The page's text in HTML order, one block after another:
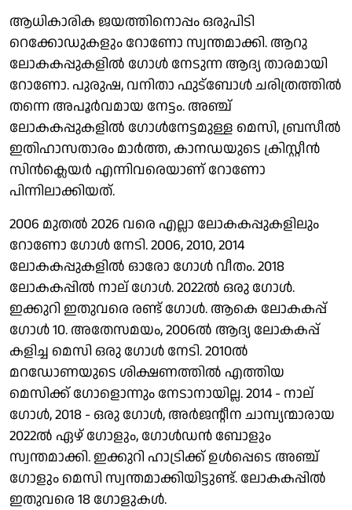
ആധികാരിക ജയത്തിനൊപ്പം ഒരുപിടി
റെക്കോഡുകളും റോണോ സ്വന്തമാക്കി. ആറു
ലോകകപ്പുകളിൽ ഗോൾ നേടുന്ന ആദ്യ താരമായി
റോണോ. പുരുഷ, വനിതാ ഫുട്ബോൾ ചരിത്രത്തിൽ
തന്നെ അപൂര്‍വമായ നേട്ടം. അഞ്ച്
ലോകകപ്പുകളില്‍ ഗോള്‍നേട്ടമുള്ള മെസി, ബ്രസീല്‍
ഇതിഹാസതാരം മാർത്ത, കാനഡയുടെ ക്രിസ്റ്റീൻ
സിൻക്ലെയര്‍ എന്നിവരെയാണ് റോണോ
പിന്നിലാക്കിയത്.
2006 മുതൽ 2026 വരെ എല്ലാ ലോകകപ്പുകളിലും
റോണോ ഗോൾ നേടി. 2006, 2010, 2014
ലോകകപ്പുകളില്‍ ഓരോ ഗോള്‍ വീതം. 2018
ലോകകപ്പില്‍ നാല് ഗോള്‍. 2022ല്‍ ഒരു ഗോള്‍.
ഇക്കുറി ഇതുവരെ രണ്ട് ഗോള്‍. ആകെ ലോകകപ്പ്
ഗോള്‍ 10. അതേസമയം, 2006ല്‍ ആദ്യ ലോകകപ്പ്
കളിച്ച മെസി ഒരു ഗോള്‍ നേടി. 2010ല്‍
മറഡോണയുടെ ശിക്ഷണത്തില്‍ എത്തിയ
മെസിക്ക് ഗോളൊന്നും നേടാനായില്ല. 2014 - നാല്
ഗോള്‍, 2018 - ഒരു ഗോള്‍, അര്‍ജന്റീന ചാമ്പ്യന്മാരായ
2022ല്‍ ഏഴ് ഗോളും, ഗോള്‍ഡന്‍ ബോളും
സ്വന്തമാക്കി. ഇക്കുറി ഹാട്രിക്ക് ഉള്‍പ്പെടെ അഞ്ച്
ഗോളും മെസി സ്വന്തമാക്കിയിട്ടുണ്ട്. ലോകകപ്പില്‍
ഇതുവരെ 18 ഗോളുകള്‍.